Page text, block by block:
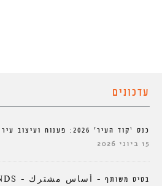
עדכונים
כנס ‘קוד העיר’ 2026: פענוח ועיצוב עיר המחר
15 ביוני 2026
בסיס משותף – أساس مشترك – COMMON GROUNDS